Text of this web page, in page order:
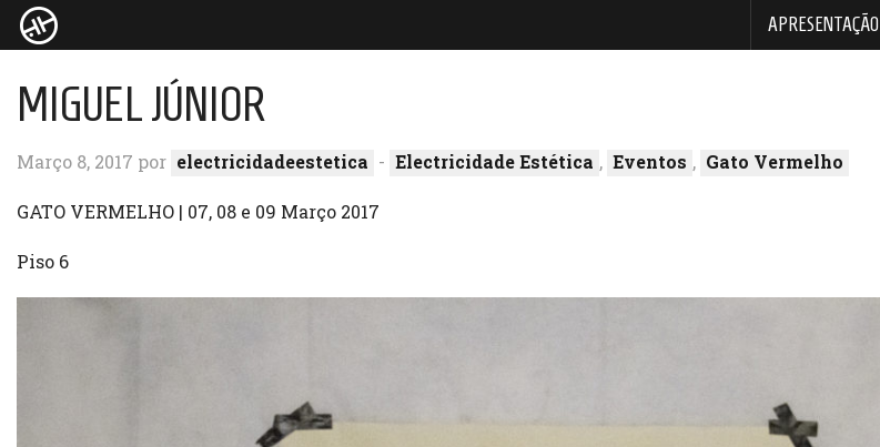
APRESENTAÇÃO
MIGUEL JÚNIOR
Março 8, 2017 por electricidadeestetica - Electricidade Estética , Eventos , Gato Vermelho
GATO VERMELHO | 07, 08 e 09 Março 2017
Piso 6